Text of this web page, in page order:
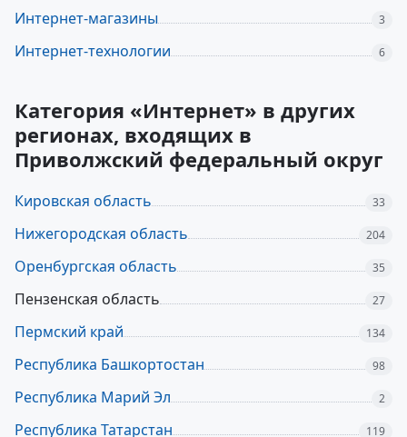
Интернет-магазины 3
Интернет-технологии 6
Категория «Интернет» в других
регионах, входящих в
Приволжский федеральный округ
Кировская область 33
Нижегородская область 204
Оренбургская область 35
Пензенская область 27
Пермский край 134
Республика Башкортостан 98
Республика Марий Эл 2
Республика Татарстан 119